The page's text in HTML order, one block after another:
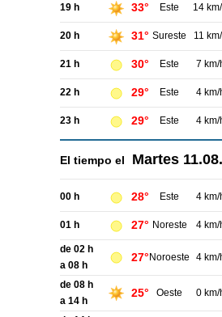
19 h 33° Este 14
20 h 31° Sureste 11
21 h 30° Este 7 km/
22 h 29° Este 4 km/
23 h 29° Este 4 km/
El tiempo el Martes
00 h 28° Este 4 km/
01 h 27° Noreste 4 km/
de 02 h
a 08 h
27° Noroeste 4 km/
de 08 h
a 14 h
25° Oeste 0 km/